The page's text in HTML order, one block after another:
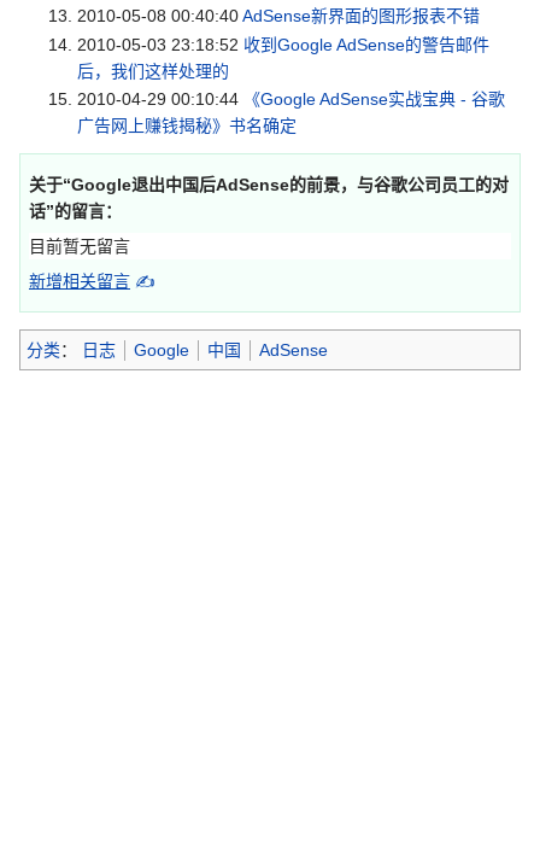
2010-05-08 00:40:40AdSense新界面的图形报表不错
2010-05-03 23:18:52 收到Google AdSense的警告邮件
后，我们这样处理的
2010-04-29 00:10:44
《Google AdSense实战宝典 - 谷歌
广告网上赚钱揭秘》书名确定
关于“Google退出中国后AdSense的前景，与谷歌公司员工的对
话”的留言：
目前暂无留言
新增相关留言 ✍
分类： 日志 Google 中国 AdSense